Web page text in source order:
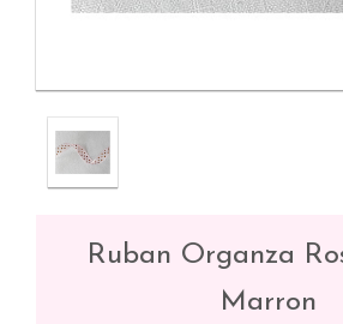
Ruban Organza
Marron